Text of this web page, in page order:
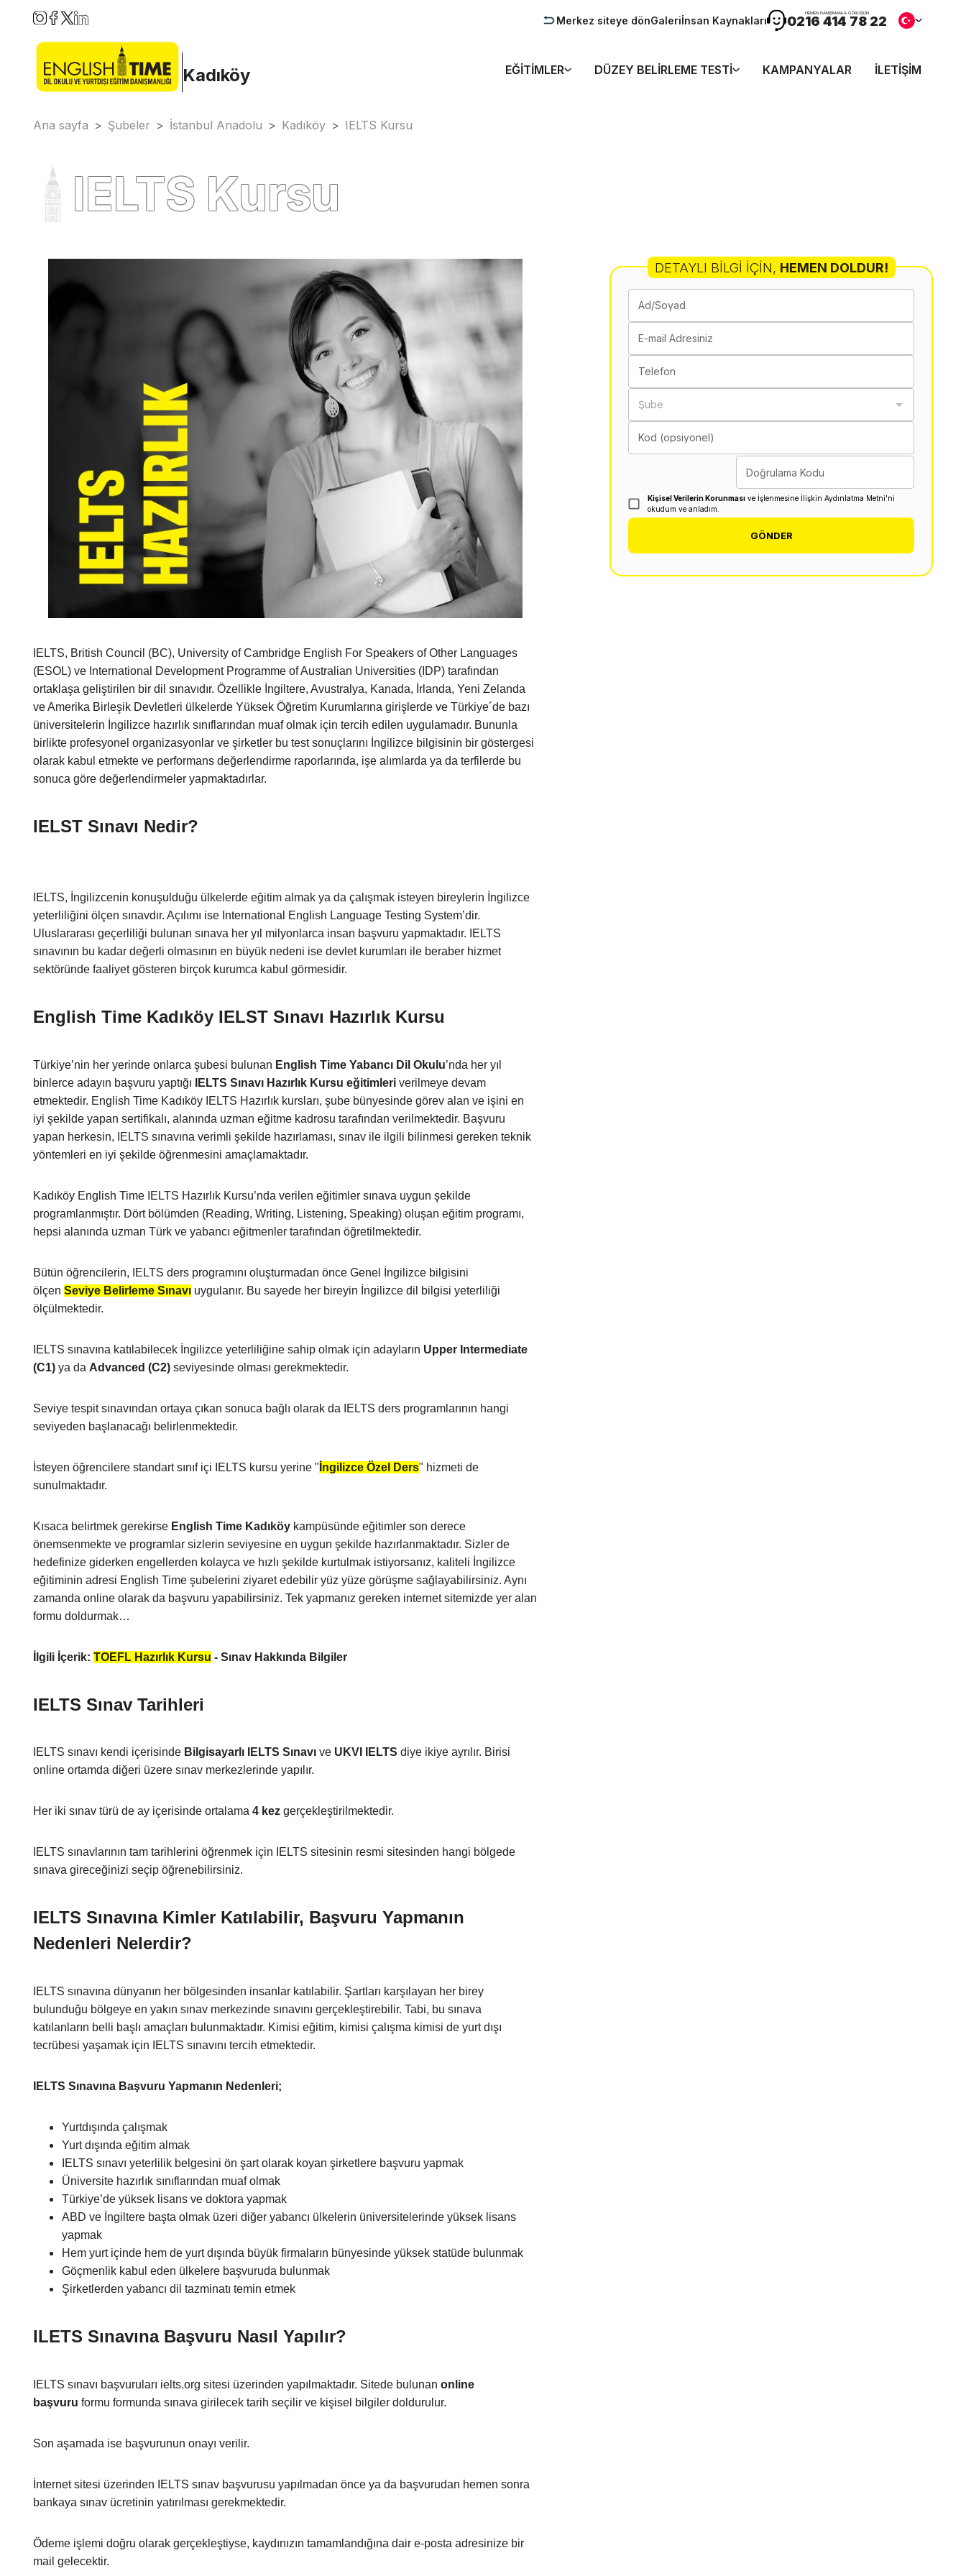
Merkez siteye dönGaleriİnsan Kaynakları
HEMEN DANIŞMANLA GÖRÜŞÜN
0216 414 78 22
Kadıköy EĞITIMLER DÜZEY BELIRLEME TESTI KAMPANYALAR İLETIŞIM
Ana sayfa > Şubeler > İstanbul Anadolu > Kadıköy > IELTS Kursu
IELTS Kursu
IELTS, British Council (BC), University of Cambridge English For Speakers of Other Languages
(ESOL) ve International Development Programme of Australian Universities (IDP) tarafından
ortaklaşa geliştirilen bir dil sınavıdır. Özellikle İngiltere, Avustralya, Kanada, İrlanda, Yeni Zelanda
ve Amerika Birleşik Devletleri ülkelerde Yüksek Öğretim Kurumlarına girişlerde ve Türkiye´de bazı
üniversitelerin İngilizce hazırlık sınıflarından muaf olmak için tercih edilen uygulamadır. Bununla
birlikte profesyonel organizasyonlar ve şirketler bu test sonuçlarını İngilizce bilgisinin bir göstergesi
olarak kabul etmekte ve performans değerlendirme raporlarında, işe alımlarda ya da terfilerde bu
sonuca göre değerlendirmeler yapmaktadırlar.
IELST Sınavı Nedir?
IELTS, İngilizcenin konuşulduğu ülkelerde eğitim almak ya da çalışmak isteyen bireylerin İngilizce
yeterliliğini ölçen sınavdır. Açılımı ise International English Language Testing System’dir.
Uluslararası geçerliliği bulunan sınava her yıl milyonlarca insan başvuru yapmaktadır. IELTS
sınavının bu kadar değerli olmasının en büyük nedeni ise devlet kurumları ile beraber hizmet
sektöründe faaliyet gösteren birçok kurumca kabul görmesidir.
English Time Kadıköy IELST Sınavı Hazırlık Kursu
Türkiye’nin her yerinde onlarca şubesi bulunan English Time Yabancı Dil Okulu’nda her yıl
binlerce adayın başvuru yaptığı
IELTS Sınavı Hazırlık Kursu eğitimleri verilmeye devam
etmektedir. English Time Kadıköy IELTS Hazırlık kursları, şube bünyesinde görev alan ve işini en
iyi şekilde yapan sertifikalı, alanında uzman eğitme kadrosu tarafından verilmektedir. Başvuru
yapan herkesin, IELTS sınavına verimli şekilde hazırlaması, sınav ile ilgili bilinmesi gereken teknik
yöntemleri en iyi şekilde öğrenmesini amaçlamaktadır.
Kadıköy English Time IELTS Hazırlık Kursu’nda verilen eğitimler sınava uygun şekilde
programlanmıştır. Dört bölümden (Reading, Writing, Listening, Speaking) oluşan eğitim programı,
hepsi alanında uzman Türk ve yabancı eğitmenler tarafından öğretilmektedir.
Bütün öğrencilerin, IELTS ders programını oluşturmadan önce Genel İngilizce bilgisini
ölçen Seviye Belirleme Sınavı uygulanır. Bu sayede her bireyin İngilizce dil bilgisi yeterliliği
ölçülmektedir.
IELTS sınavına katılabilecek İngilizce yeterliliğine sahip olmak için adayların Upper Intermediate
(C1) ya da Advanced (C2) seviyesinde olması gerekmektedir.
Seviye tespit sınavından ortaya çıkan sonuca bağlı olarak da IELTS ders programlarının hangi
seviyeden başlanacağı belirlenmektedir.
İsteyen öğrencilere standart sınıf içi IELTS kursu yerine " İngilizce Özel Ders" hizmeti de
sunulmaktadır.
Kısaca belirtmek gerekirse English Time Kadıköy kampüsünde eğitimler son derece
önemsenmekte ve programlar sizlerin seviyesine en uygun şekilde hazırlanmaktadır. Sizler de
hedefinize giderken engellerden kolayca ve hızlı şekilde kurtulmak istiyorsanız, kaliteli İngilizce
eğitiminin adresi English Time şubelerini ziyaret edebilir yüz yüze görüşme sağlayabilirsiniz. Aynı
zamanda online olarak da başvuru yapabilirsiniz. Tek yapmanız gereken internet sitemizde yer alan
formu doldurmak…
İlgili İçerik: TOEFL Hazırlık Kursu - Sınav Hakkında Bilgiler
IELTS Sınav Tarihleri
IELTS sınavı kendi içerisinde Bilgisayarlı IELTS Sınavı ve UKVI IELTS diye ikiye ayrılır. Birisi
online ortamda diğeri üzere sınav merkezlerinde yapılır.
Her iki sınav türü de ay içerisinde ortalama 4 kez gerçekleştirilmektedir.
IELTS sınavlarının tam tarihlerini öğrenmek için IELTS sitesinin resmi sitesinden hangi bölgede
sınava gireceğinizi seçip öğrenebilirsiniz.
IELTS Sınavına Kimler Katılabilir, Başvuru Yapmanın
Nedenleri Nelerdir?
IELTS sınavına dünyanın her bölgesinden insanlar katılabilir. Şartları karşılayan her birey
bulunduğu bölgeye en yakın sınav merkezinde sınavını gerçekleştirebilir. Tabi, bu sınava
katılanların belli başlı amaçları bulunmaktadır. Kimisi eğitim, kimisi çalışma kimisi de yurt dışı
tecrübesi yaşamak için IELTS sınavını tercih etmektedir.
IELTS Sınavına Başvuru Yapmanın Nedenleri;
Yurtdışında çalışmak
Yurt dışında eğitim almak
IELTS sınavı yeterlilik belgesini ön şart olarak koyan şirketlere başvuru yapmak
Üniversite hazırlık sınıflarından muaf olmak
Türkiye’de yüksek lisans ve doktora yapmak
ABD ve İngiltere başta olmak üzeri diğer yabancı ülkelerin üniversitelerinde yüksek lisans
yapmak
Hem yurt içinde hem de yurt dışında büyük firmaların bünyesinde yüksek statüde bulunmak
Göçmenlik kabul eden ülkelere başvuruda bulunmak
Şirketlerden yabancı dil tazminatı temin etmek
ILETS Sınavına Başvuru Nasıl Yapılır?
IELTS sınavı başvuruları ielts.org sitesi üzerinden yapılmaktadır. Sitede bulunan online
başvuru formu formunda sınava girilecek tarih seçilir ve kişisel bilgiler doldurulur.
Son aşamada ise başvurunun onayı verilir.
İnternet sitesi üzerinden IELTS sınav başvurusu yapılmadan önce ya da başvurudan hemen sonra
bankaya sınav ücretinin yatırılması gerekmektedir.
Ödeme işlemi doğru olarak gerçekleştiyse, kaydınızın tamamlandığına dair e-posta adresinize bir
mail gelecektir.
DETAYLI BILGI İÇIN, HEMEN DOLDUR!
Ad/Soyad
E-mail Adresiniz
Telefon
Şube
Kod (opsiyonel)
Doğrulama Kodu
Kişisel Verilerin Korunması ve İşlenmesine İlişkin Aydınlatma Metni'ni
okudum ve anladım.
GÖNDER